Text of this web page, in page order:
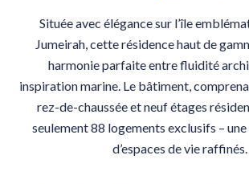
Située avec élégance sur l’île
Jumeirah, cette résidence haut de
harmonie parfaite entre fluidité
inspiration marine. Le bâtiment,
rez-de-chaussée et neuf étages
seulement 88 logements exclusifs –
d’espaces de vie raffinés.